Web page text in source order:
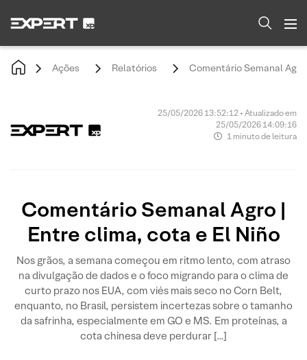
Ações Relatórios Comentário Semanal
25/05/2026 13:52:12 • Atualizado em
25/05/2026 14:09:16
1 minuto de leitura
Comentário Semanal Agro |
Entre clima, cota e El Niño
Nos grãos, a semana começou em ritmo lento, com atraso
na divulgação de dados e o foco migrando para o clima de
curto prazo nos EUA, com viés mais seco no Corn Belt,
enquanto, no Brasil, persistem incertezas sobre o tamanho
da safrinha, especialmente em GO e MS. Em proteínas, a
cota chinesa deve perdurar […]